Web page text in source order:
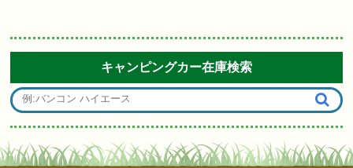
キャンピングカー在庫検索